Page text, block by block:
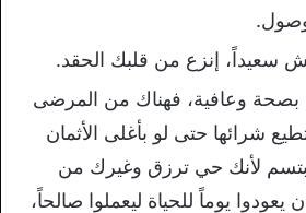
سعيداً، إنزع من قلبك الحقد.
بصحة وعافية، فهناك من المرضى
شرائها حتى لو بأغلى الأثمان
لأنك حي ترزق وغيرك من
يعودوا يوماً للحياة ليعملوا صالحاً،